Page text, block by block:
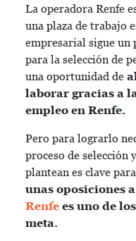
La operadora Renfe
una plaza de trabajo
empresarial sigue un
para la selección de
una oportunidad de
laborar gracias a
empleo en Renfe.
Pero para lograrlo
proceso de selección
plantean es clave
unas oposiciones a
Renfe es uno de
meta.